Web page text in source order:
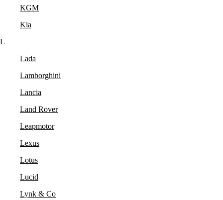
KGM
Kia
L
Lada
Lamborghini
Lancia
Land Rover
Leapmotor
Lexus
Lotus
Lucid
Lynk & Co